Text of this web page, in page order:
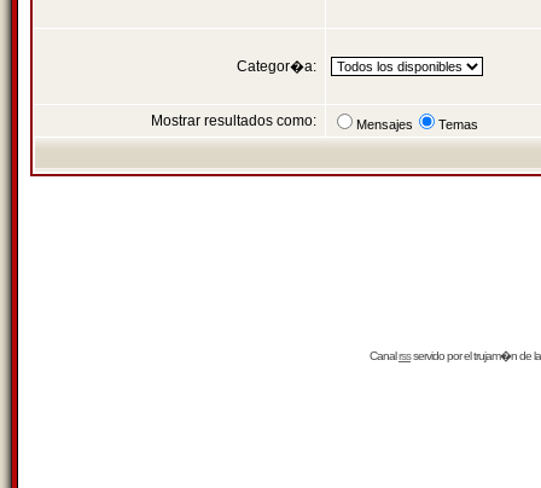
Categor�a:
Mostrar resultados como: Mensajes Temas
Canalrssservido por eltrujam�nde